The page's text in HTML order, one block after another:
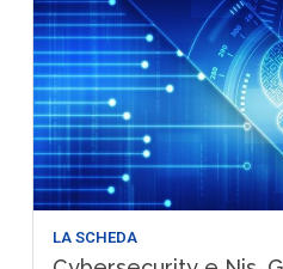
LA SCHEDA